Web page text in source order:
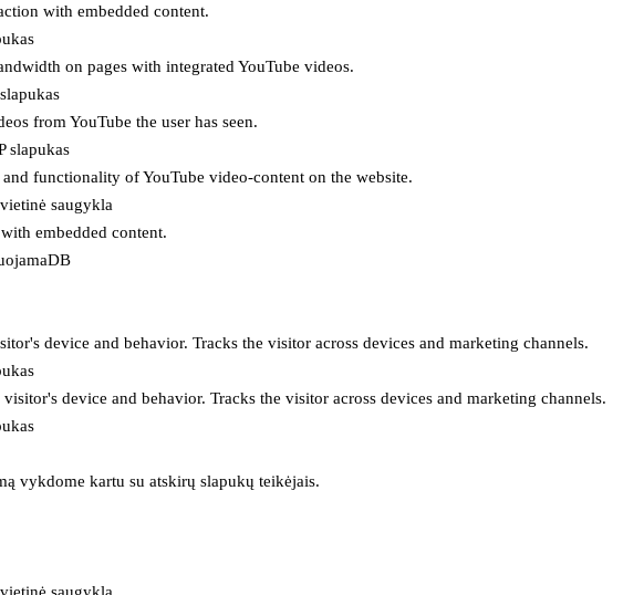
with embedded content.
on pages with integrated YouTube videos.
from YouTube the user has seen.
slapukas
functionality of YouTube video-content on the website.
saugykla
embedded content.
device and behavior. Tracks the visitor across devices and marketing channels.
device and behavior. Tracks the visitor across devices and marketing channels.
vykdome kartu su atskirų slapukų teikėjais.
saugykla